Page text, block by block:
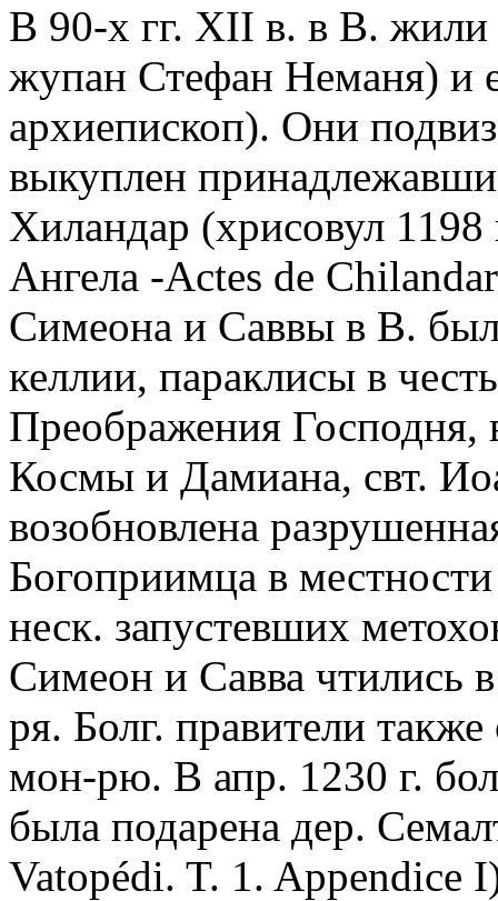
В 90-х гг. XII в. в В.
жупан Стефан Неманя) и
архиепископ). Они
выкуплен
Хиландар (хрисовул
Ангела -Actes de
Симеона и Саввы в В. был
келлии, параклисы в
Преображения Господня,
Космы и Дамиана, свт.
возобновлена
Богоприимца в
неск. запустевших
Симеон и Савва чтились
ря. Болг. правители
мон-рю. В апр. 1230 г.
была подарена дер.
Vatopédi. T. 1. Appendice